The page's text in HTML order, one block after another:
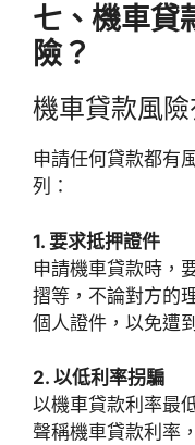
七、機車貸
險？
機車貸款風險
申請任何貸款都有
列：
1. 要求抵押證件
申請機車貸款時，
摺等，不論對方的
個人證件，以免遭
2. 以低利率拐騙
以機車貸款利率最
聲稱機車貸款利率